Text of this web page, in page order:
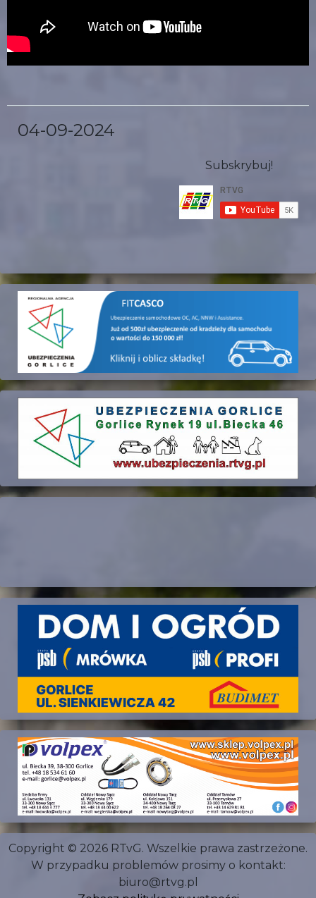
04-09-2024
Subskrybuj!
Copyright © 2026 RTvG. Wszelkie prawa zastrzeżone.
W przypadku problemów prosimy o kontakt:
biuro@rtvg.pl